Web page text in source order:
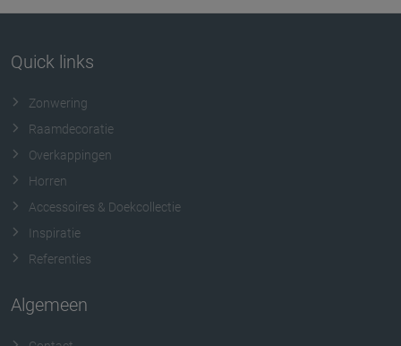
Quick links
Zonwering
Raamdecoratie
Overkappingen
Horren
Accessoires & Doekcollectie
Inspiratie
Referenties
Algemeen